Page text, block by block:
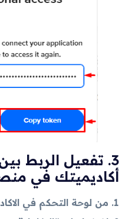
أكاديميتك في
من لوحة التحكم في